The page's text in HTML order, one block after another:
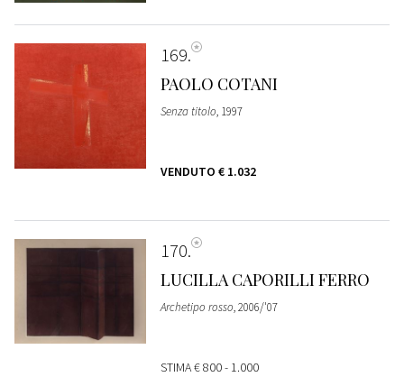
169
PAOLO COTANI
Senza titolo, 1997
VENDUTO € 1.032
170
LUCILLA CAPORILLI FERRO
Archetipo rosso, 2006/'07
STIMA€ 800 - 1.000